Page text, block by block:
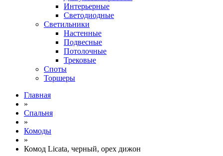
Интерьерные
Светодиодные
Светильники
Настенные
Подвесные
Потолочные
Трековые
Споты
Торшеры
Главная
»
Спальня
»
Комоды
»
Комод Licata, черный, орех дижон